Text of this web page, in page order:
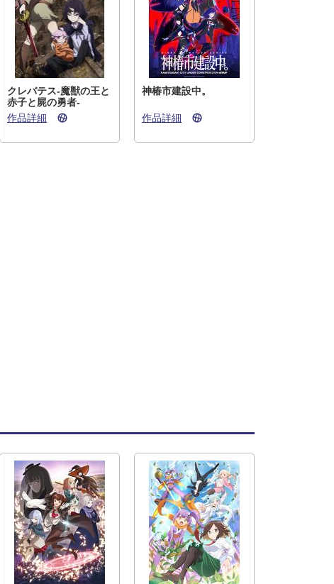
クレバテス-魔獣の王と
赤子と屍の勇者-
作品詳細
神椿市建設中。
作品詳細